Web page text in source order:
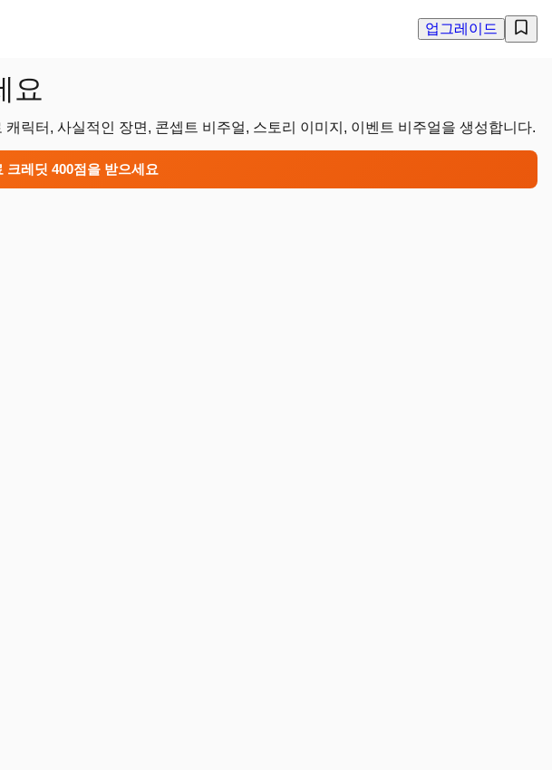
업그레이드
요
릭터, 사실적인 장면, 콘셉트 비주얼, 스토리 이미지, 이벤트 비주얼을 생성합니다.
크레딧 400점을 받으세요